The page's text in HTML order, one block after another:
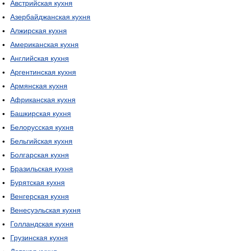
Австрийская кухня
Азербайджанская кухня
Алжирская кухня
Американская кухня
Английская кухня
Аргентинская кухня
Армянская кухня
Африканская кухня
Башкирская кухня
Белорусская кухня
Бельгийская кухня
Болгарская кухня
Бразильская кухня
Бурятская кухня
Венгерская кухня
Венесуэльская кухня
Голландская кухня
Грузинская кухня